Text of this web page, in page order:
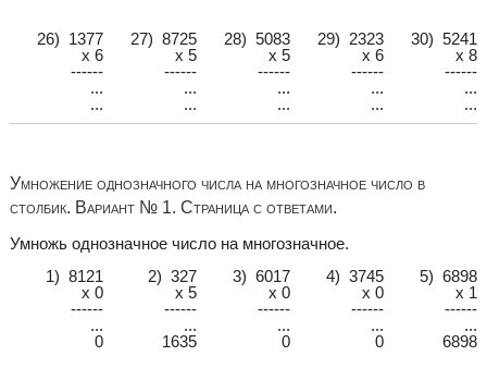
26) 1377 27) 8725 28) 5083 29) 2323
30) 5241
x 6
x 5 x 5 x 6
x 8
------
------ ------ ------
------
...
... ... ...
...
...
... ... ... ...
Умножение однозначного числа на многозначное число в
столбик. Вариант № 1. Страница с ответами.
Умножь однозначное число на многозначное.
1) 8121
2) 327 3) 6017 4) 3745
5) 6898
x 0
x 5 x 0 x 0
x 1
------
------ ------ ------
------
...
... ... ...
...
0
1635 0 0 6898